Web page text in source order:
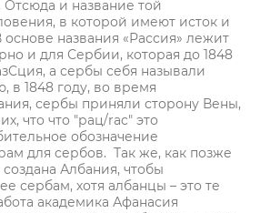
Отсюда и название той
в которой имеют исток и
названия «Рассия» лежит
и для Сербии, которая до 1848
а сербы себя называли
в 1848 году, во время
сербы приняли сторону Вены,
что что "рац/rac" это
обозначение
для сербов. Так же, как позже
Албания, чтобы
сербам, хотя албанцы – это те
академика Афанасия